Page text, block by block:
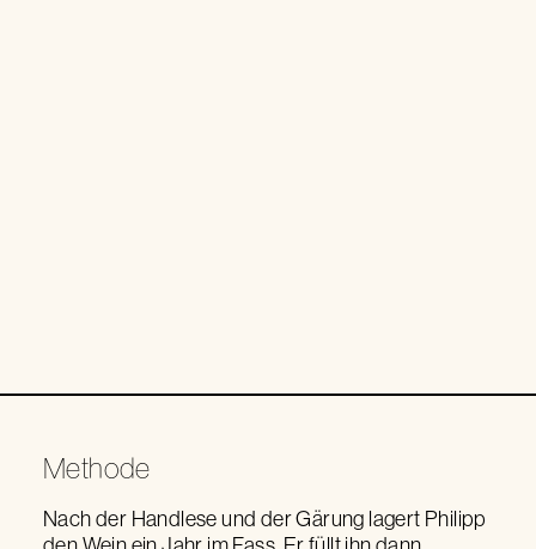
Methode
Nach der Handlese und der Gärung lagert Philipp